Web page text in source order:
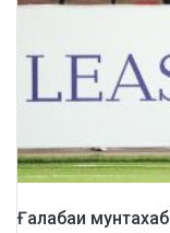
Ғалабаи